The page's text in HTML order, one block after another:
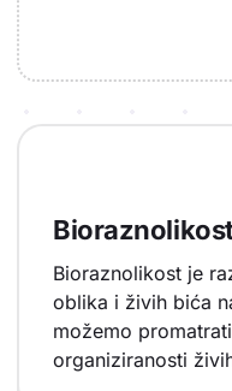
Bioraznolikost je
oblika i živih bića
možemo
organiziranosti